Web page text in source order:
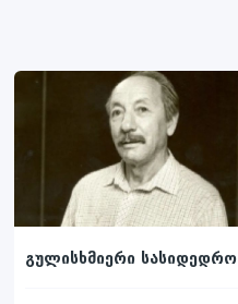
გულისხმიერი სასიდედრო